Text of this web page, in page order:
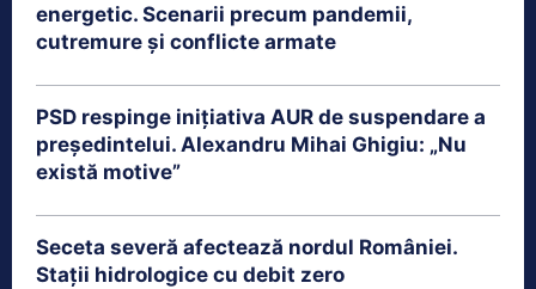
energetic. Scenarii precum pandemii,
cutremure și conflicte armate
PSD respinge inițiativa AUR de suspendare a
președintelui. Alexandru Mihai Ghigiu: „Nu
există motive”
Seceta severă afectează nordul României.
Stații hidrologice cu debit zero